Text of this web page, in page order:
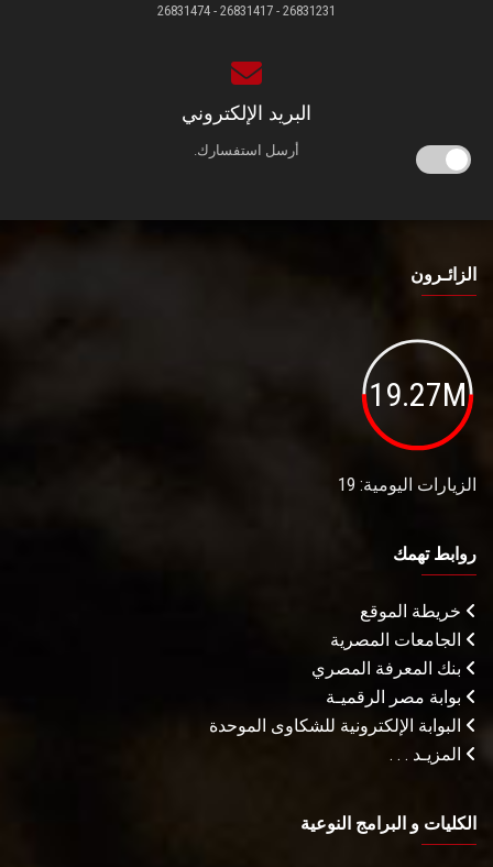
26831231 - 26831417 - 26831474
البريد الإلكتروني
أرسل استفسارك.
الزائـرون
19.27M
الزيارات اليومية: 19
روابط تهمك
خريطة الموقع
الجامعات المصرية
بنك المعرفة المصري
بوابة مصر الرقميـة
البوابة الإلكترونية للشكاوى الموحدة
المزيـد . . .
الكليات و البرامج النوعية